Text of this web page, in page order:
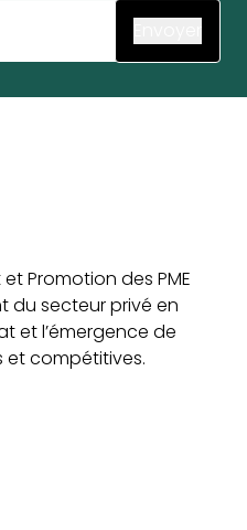
Promotion des PME
secteur privé en
et l’émergence de
et compétitives.